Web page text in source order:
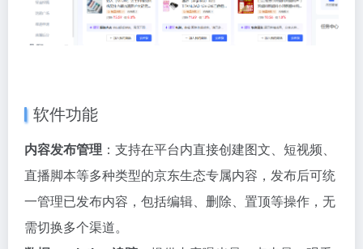
软件功能
内容发布管理 ：支持在平台内直接创建图文、短视频、
直播脚本等多种类型的京东生态专属内容，发布后可统
一管理已发布内容，包括编辑、删除、置顶等操作，无
需切换多个渠道。